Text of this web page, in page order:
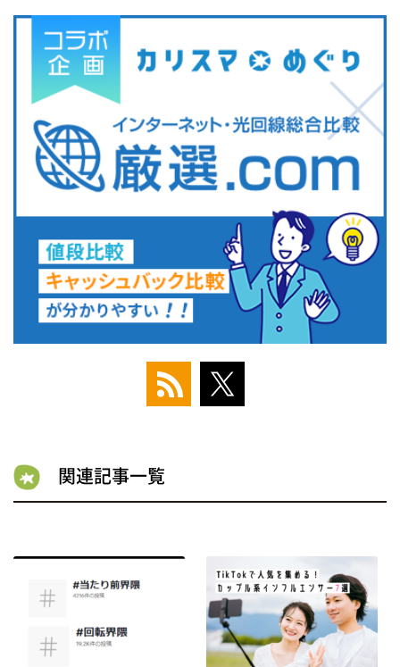
関連記事一覧